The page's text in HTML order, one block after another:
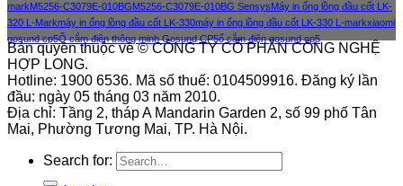
markM5256-C3079E-010BGM5256-C3079E-010BG SensysMáy in ống lồng đầu cốt LK-
320 L-Markmáy in ống lồng đầu cốt LK-330máy in ống lồng đầu cốt LK-330 L-markxiaomi
gosund cp5Ổ cắm điện thông minh Gosund CP5ổ cắm điện gosund cp5
Bản quyền thuộc về © CÔNG TY CỔ PHẦN CÔNG NGHỆ
HỢP LONG.
Hotline: 1900 6536. Mã số thuế: 0104509916. Đăng ký lần
đầu: ngày 05 tháng 03 năm 2010.
Địa chỉ: Tầng 2, tháp A Mandarin Garden 2, số 99 phố Tân
Mai, Phường Tương Mai, TP. Hà Nội.
Search for: